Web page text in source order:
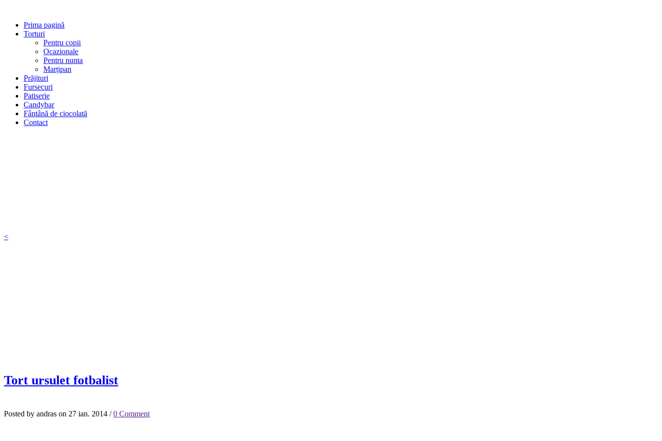
Prima pagină
Torturi
Pentru copii
Ocazionale
Pentru nunta
Marțipan
Prăjituri
Fursecuri
Patiserie
Candybar
Fântână de ciocolată
Contact
<
Tort ursulet fotbalist
Posted by andras on 27 ian. 2014 /0 Comment